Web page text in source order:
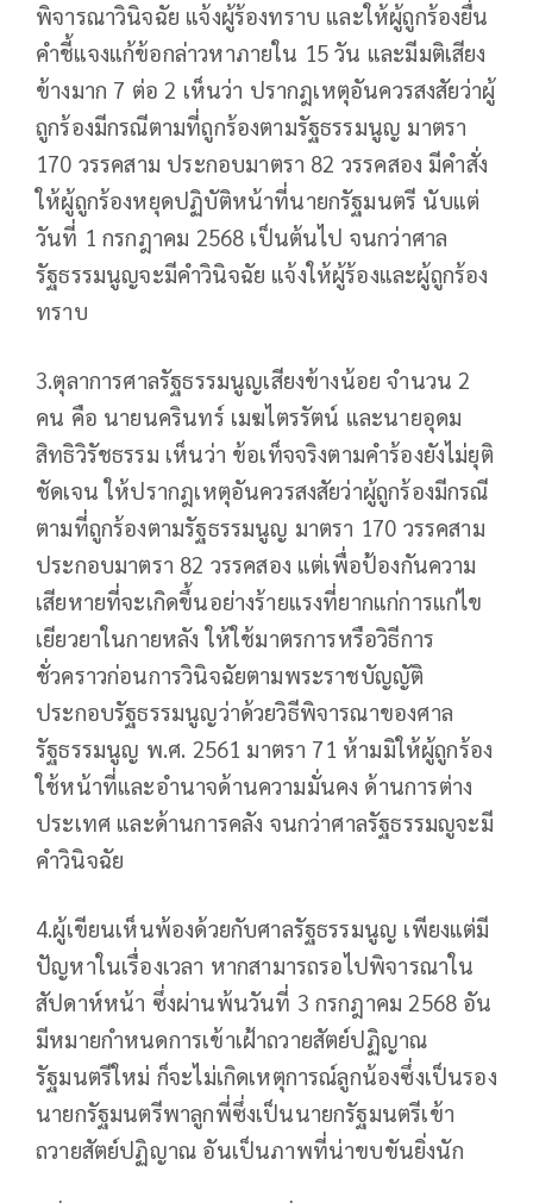
พิจารณาวินิจฉัย แจ้งผู้ร้องทราบ และให้ผู้ถูกร้องยื่น
คำชี้แจงแก้ข้อกล่าวหาภายใน 15 วัน และมีมติเสียง
ข้างมาก 7 ต่อ 2 เห็นว่า ปรากฎเหตุอันควรสงสัยว่าผู้
ถูกร้องมีกรณีตามที่ถูกร้องตามรัฐธรรมนูญ มาตรา
170 วรรคสาม ประกอบมาตรา 82 วรรคสอง มีคำสั่ง
ให้ผู้ถูกร้องหยุดปฏิบัติหน้าที่นายกรัฐมนตรี นับแต่
วันที่ 1 กรกฎาคม 2568 เป็นต้นไป จนกว่าศาล
รัฐธรรมนูญจะมีคำวินิจฉัย แจ้งให้ผู้ร้องและผู้ถูกร้อง
ทราบ
3.ตุลาการศาลรัฐธรรมนูญเสียงข้างน้อย จำนวน 2
คน คือ นายนครินทร์ เมฆไตรรัตน์ และนายอุดม
สิทธิวิรัชธรรม เห็นว่า ข้อเท็จจริงตามคำร้องยังไม่ยุติ
ชัดเจน ให้ปรากฎเหตุอันควรสงสัยว่าผู้ถูกร้องมีกรณี
ตามที่ถูกร้องตามรัฐธรรมนูญ มาตรา 170 วรรคสาม
ประกอบมาตรา 82 วรรคสอง แต่เพื่อป้องกันความ
เสียหายที่จะเกิดขึ้นอย่างร้ายแรงที่ยากแก่การแก่ไข
เยียวยาในกายหลัง ให้ใช้มาตรการหรือวิธีการ
ชั่วคราวก่อนการวินิจฉัยตามพระราชบัญญัติ
ประกอบรัฐธรรมนูญว่าด้วยวิธีพิจารณาของศาล
รัฐธรรมนูญ พ.ศ. 2561 มาตรา 71 ห้ามมิให้ผู้ถูกร้อง
ใช้หน้าที่และอำนาจด้านความมั่นคง ด้านการต่าง
ประเทศ และด้านการคลัง จนกว่าศาลรัฐธรรมญูจะมี
คำวินิจฉัย
4.ผู้เขียนเห็นพ้องด้วยกับศาลรัฐธรรมนูญ เพียงแต่มี
ปัญหาในเรื่องเวลา หากสามารถรอไปพิจารณาใน
สัปดาห์หน้า ซึ่งผ่านพ้นวันที่ 3 กรกฎาคม 2568 อัน
มีหมายกำหนดการเข้าเฝ้าถวายสัตย์ปฏิญาณ
รัฐมนตรีใหม่ ก็จะไม่เกิดเหตุการณ์ลูกน้องซึ่งเป็นรอง
นายกรัฐมนตรีพาลูกพี่ซึ่งเป็นนายกรัฐมนตรีเข้า
ถวายสัตย์ปฏิญาณ อันเป็นภาพที่น่าขบขันยิ่งนัก